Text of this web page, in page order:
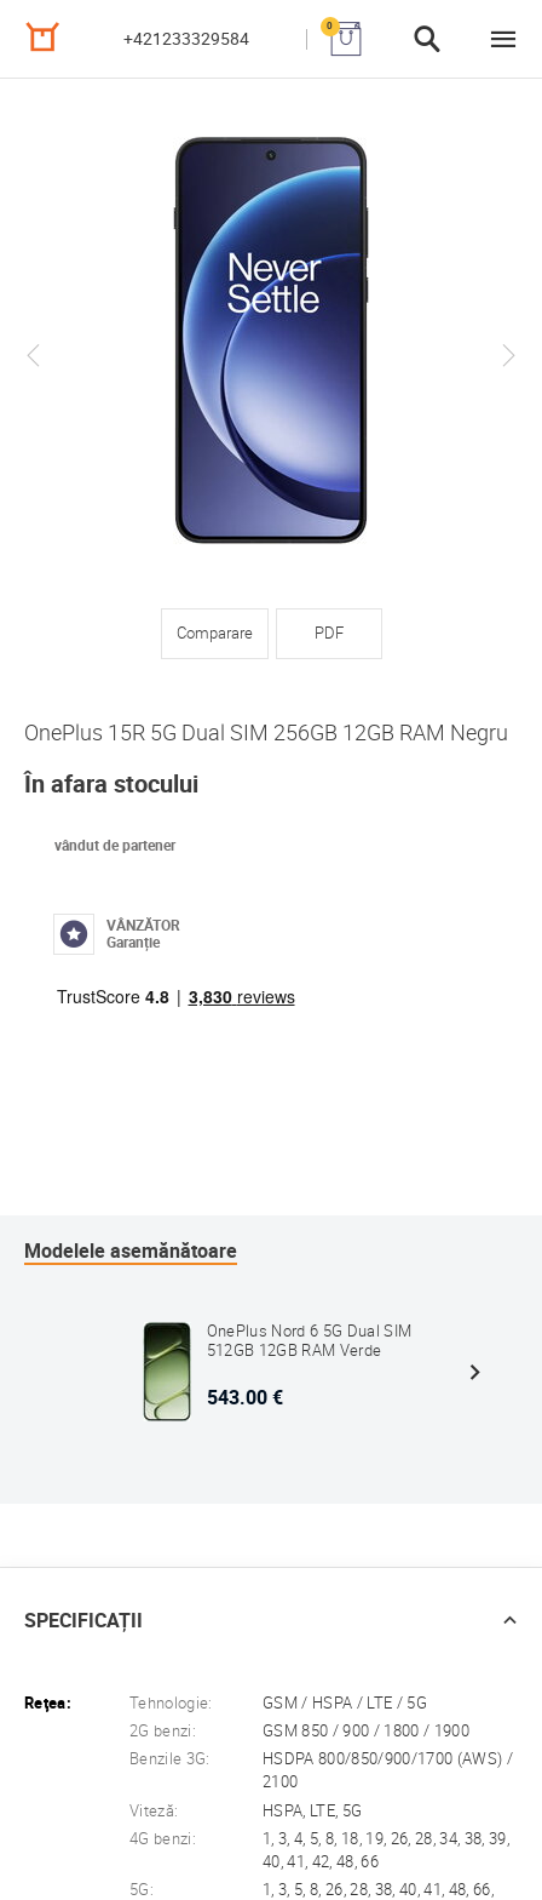
+421233329584
0
Comparare PDF
OnePlus 15R 5G Dual SIM 256GB 12GB RAM Negru
În afara stocului
vândut de partener
VÂNZĂTOR
Garanție
Modelele asemănătoare
OnePlus Nord 6 5G Dual SIM
512GB 12GB RAM Verde
543.00 €
SPECIFICAȚII
Reţea: Tehnologie:
GSM / HSPA / LTE / 5G
2G benzi:
GSM 850 / 900 / 1800 / 1900
Benzile 3G:
HSDPA 800/850/900/1700 (AWS) /
2100
Viteză:
HSPA, LTE, 5G
4G benzi:
1, 3, 4, 5, 8, 18, 19, 26, 28, 34, 38, 39,
40, 41, 42, 48, 66
5G:
1, 3, 5, 8, 26, 28, 38, 40, 41, 48, 66,